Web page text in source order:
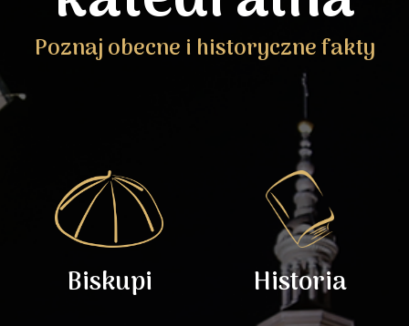
Poznaj obecne i historyczne fakty
Biskupi Historia